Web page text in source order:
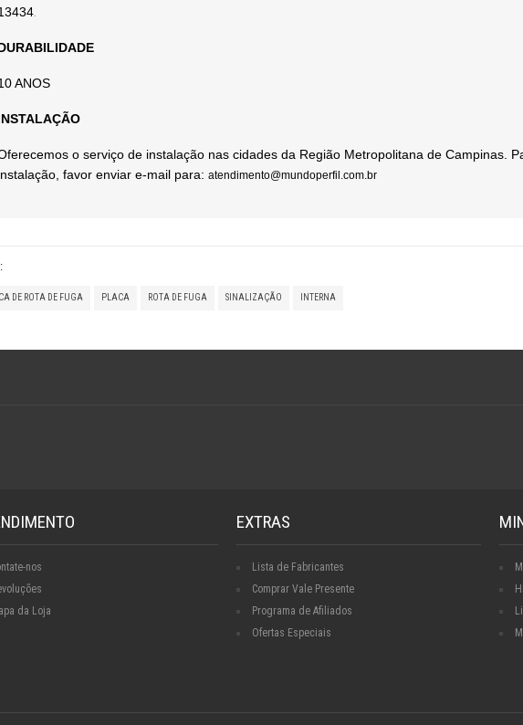
.
ANOS
o serviço de instalação nas cidades da Região Metropolitana de Campinas.
favor enviar e-mail para: atendimento@mundoperfil.com.br
DE ROTA DE FUGA PLACA ROTA DE FUGA SINALIZAÇÃO INTERNA
nos
da Loja
EXTRAS
Lista de Fabricantes
Comprar Vale Presente
Programa de Afiliados
Ofertas Especiais